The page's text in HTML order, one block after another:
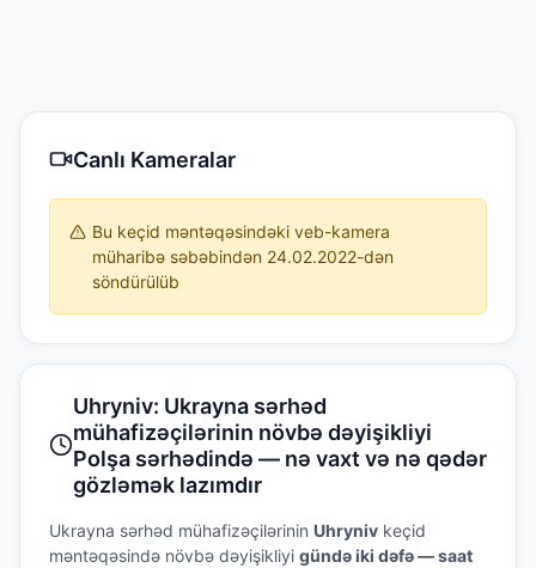
Canlı Kameralar
Bu keçid məntəqəsindəki veb-kamera
müharibə səbəbindən 24.02.2022-dən
söndürülüb
Uhryniv: Ukrayna sərhəd
mühafizəçilərinin növbə dəyişikliyi
Polşa sərhədində — nə vaxt və nə qədər
gözləmək lazımdır
Ukrayna sərhəd mühafizəçilərinin Uhryniv keçid
məntəqəsində növbə dəyişikliyi gündə iki dəfə — saat